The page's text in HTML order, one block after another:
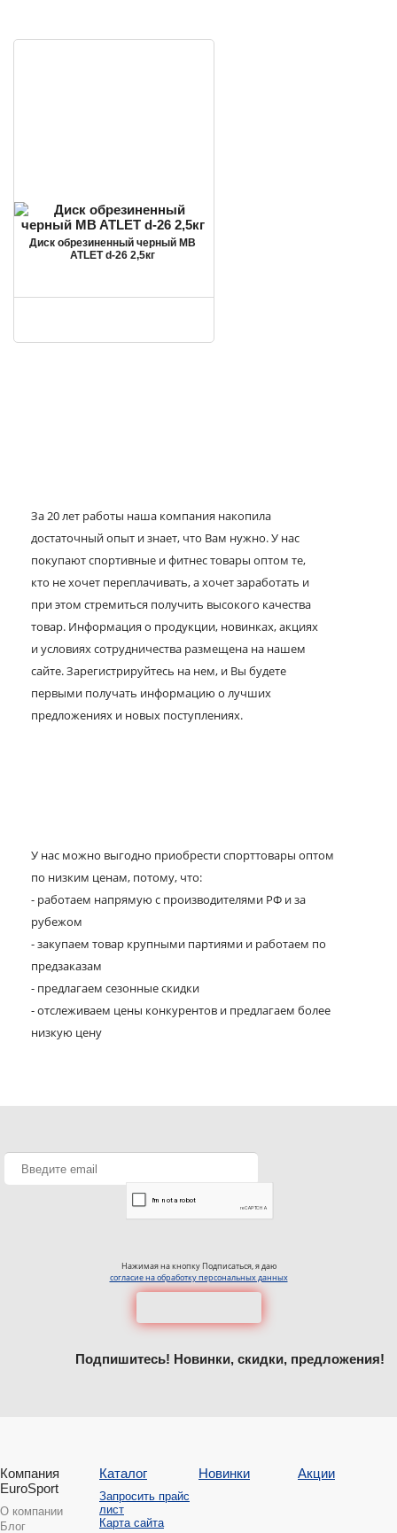
Диск обрезиненный черный MB
ATLET d-26 2,5кг
За 20 лет работы наша компания накопила
достаточный опыт и знает, что Вам нужно. У нас
покупают спортивные и фитнес товары оптом те,
кто не хочет переплачивать, а хочет заработать и
при этом стремиться получить высокого качества
товар. Информация о продукции, новинках, акциях
и условиях сотрудничества размещена на нашем
сайте. Зарегистрируйтесь на нем, и Вы будете
первыми получать информацию о лучших
предложениях и новых поступлениях.
У нас можно выгодно приобрести спорттовары оптом
по низким ценам, потому, что:
- работаем напрямую с производителями РФ и за
рубежом
- закупаем товар крупными партиями и работаем по
предзаказам
- предлагаем сезонные скидки
- отслеживаем цены конкурентов и предлагаем более
низкую цену
Нажимая на кнопку Подписаться, я даю
согласие на обработку персональных данных
Подпишитесь! Новинки, скидки, предложения!
Компания
EuroSport
О компании
Блог
Каталог
Запросить прайс
лист
Карта сайта
Новинки Акции